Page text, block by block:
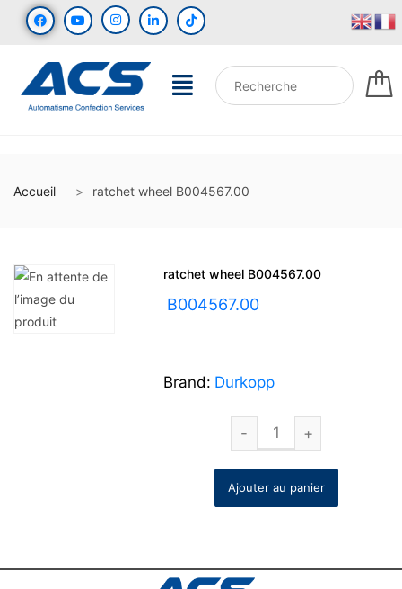
Accueil ratchet wheel B004567.00
ratchet wheel B004567.00
B004567.00
Brand: Durkopp
Ajouter au panier